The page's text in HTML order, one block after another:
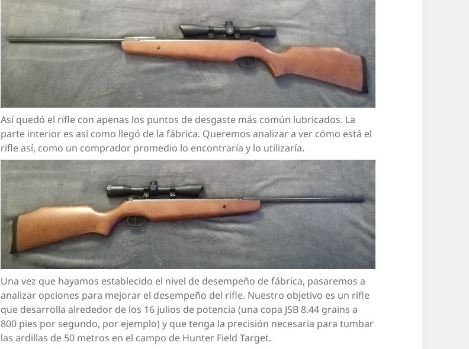
Así quedó el rifle con apenas los puntos de desgaste más común lubricados. La
parte interior es así como llegó de la fábrica. Queremos analizar a ver cómo está el
rifle así, como un comprador promedio lo encontraría y lo utilizaría.
Una vez que hayamos establecido el nivel de desempeño de fábrica, pasaremos a
analizar opciones para mejorar el desempeño del rifle. Nuestro objetivo es un rifle
que desarrolla alrededor de los 16 julios de potencia (una copa JSB 8.44 grains a
800 pies por segundo, por ejemplo) y que tenga la precisión necesaria para tumbar
las ardillas de 50 metros en el campo de Hunter Field Target.